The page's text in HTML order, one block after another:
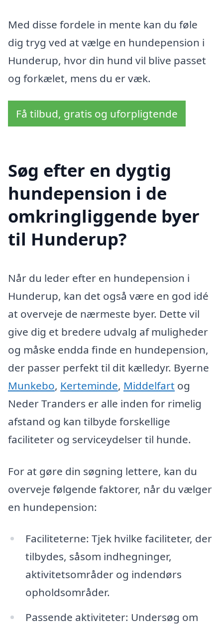
Med disse fordele in mente kan du føle
dig tryg ved at vælge en hundepension i
Hunderup, hvor din hund vil blive passet
og forkælet, mens du er væk.
Få tilbud, gratis og uforpligtende
Søg efter en dygtig
hundepension i de
omkringliggende byer
til Hunderup?
Når du leder efter en hundepension i
Hunderup, kan det også være en god idé
at overveje de nærmeste byer. Dette vil
give dig et bredere udvalg af muligheder
og måske endda finde en hundepension,
der passer perfekt til dit kælledyr. Byerne
Munkebo, Kerteminde, Middelfart og
Neder Tranders er alle inden for rimelig
afstand og kan tilbyde forskellige
faciliteter og serviceydelser til hunde.
For at gøre din søgning lettere, kan du
overveje følgende faktorer, når du vælger
en hundepension:
Faciliteterne: Tjek hvilke faciliteter, der
tilbydes, såsom indhegninger,
aktivitetsområder og indendørs
opholdsområder.
Passende aktiviteter: Undersøg om